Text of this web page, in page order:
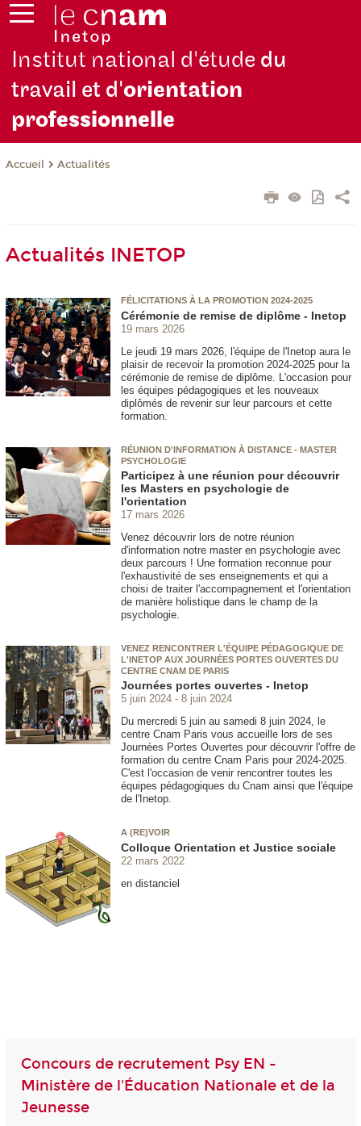
Institut national d'étude du
travail et d'orientation
professionnelle
Accueil Actualités
Actualités INETOP
FÉLICITATIONS À LA PROMOTION 2024-2025
Cérémonie de remise de diplôme - Inetop
19 mars 2026
Le jeudi 19 mars 2026, l'équipe de l'Inetop aura le
plaisir de recevoir la promotion 2024-2025 pour la
cérémonie de remise de diplôme. L'occasion pour
les équipes pédagogiques et les nouveaux
diplômés de revenir sur leur parcours et cette
formation.
RÉUNION D'INFORMATION À DISTANCE - MASTER
PSYCHOLOGIE
Participez à une réunion pour découvrir
les Masters en psychologie de
l'orientation
17 mars 2026
Venez découvrir lors de notre réunion
d'information notre master en psychologie avec
deux parcours ! Une formation reconnue pour
l'exhaustivité de ses enseignements et qui a
choisi de traiter l'accompagnement et l'orientation
de manière holistique dans le champ de la
psychologie.
VENEZ RENCONTRER L'ÉQUIPE PÉDAGOGIQUE DE
L'INETOP AUX JOURNÉES PORTES OUVERTES DU
CENTRE CNAM DE PARIS
Journées portes ouvertes - Inetop
5 juin 2024
8 juin 2024
Du mercredi 5 juin au samedi 8 juin 2024, le
centre Cnam Paris vous accueille lors de ses
Journées Portes Ouvertes pour découvrir l'offre de
formation du centre Cnam Paris pour 2024-2025.
C'est l'occasion de venir rencontrer toutes les
équipes pédagogiques du Cnam ainsi que l'équipe
de l'Inetop.
A (RE)VOIR
Colloque Orientation et Justice sociale
22 mars 2022
en distanciel
Concours de recrutement Psy EN -
Ministère de l'Éducation Nationale et de la
Jeunesse